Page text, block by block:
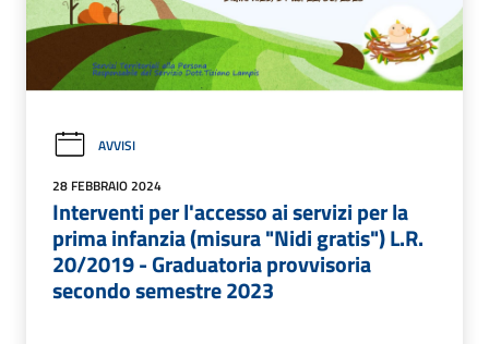
AVVISI
28 FEBBRAIO 2024
Interventi per l'accesso ai servizi per la
prima infanzia (misura "Nidi gratis") L.R.
20/2019 - Graduatoria provvisoria
secondo semestre 2023